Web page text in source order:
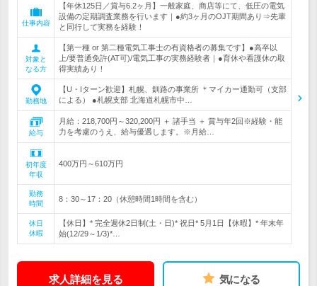
仕事内容
【年休125日／賞与6.2ヶ月】一般家庭、商店等にて、低圧の電気
設備の定期調査業務を行います｜●約3ヶ月のOJT期間あり⇒先輩
と同行して実務を経験！
対象と
なる方
【第一種 or 第二種電気工事士の有資格者の募集です】●高卒以
上/要普通免許(AT可)/電気工事の実務経験者｜●育休や看護休の取
得実績あり！
勤務地
【U・Iターン歓迎】札幌、釧路の事業所 ＊マイカー通勤可（支部
による） ●札幌支部 北海道札幌市中…
給与
月給：218,700円～320,200円 ＋ 諸手当 ＋ 賞与年2回※経験・能
力を考慮のうえ、給与優遇します。※月給…
初年度
年収
400万円～610万円
勤務
時間
8：30～17：20（休憩時間1時間を含む）
休日
休暇
【休日】* 完全週休2日制(土・日)* 祝日* 5月1日【休暇】* 年末年
始(12/29～1/3)*…
求人詳細を見る 気になる